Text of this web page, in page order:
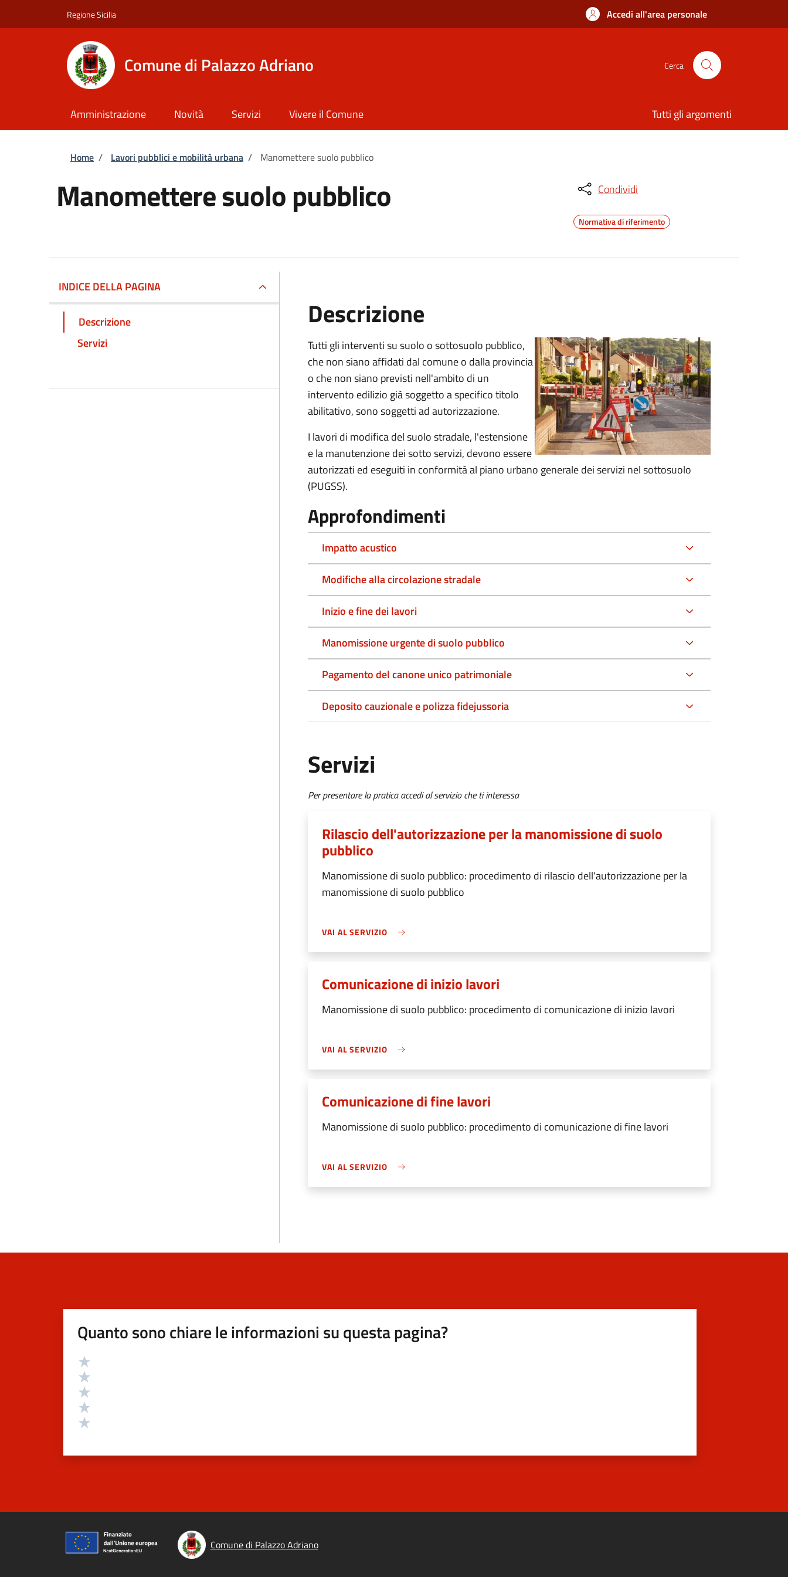
Regione Sicilia Accedi all'area personale
Comune di Palazzo Adriano Cerca
Amministrazione Novità Servizi Vivere il Comune Tutti gli argomenti
Briciole di pane
Home / Lavori pubblici e mobilità urbana / Manomettere suolo pubblico
Manomettere suolo pubblico Condividi
Normativa di riferimento
INDICE DELLA PAGINA
Descrizione
Servizi
Descrizione
Tutti gli interventi su suolo o sottosuolo pubblico,
che non siano affidati dal comune o dalla provincia
o che non siano previsti nell'ambito di un
intervento edilizio già soggetto a specifico titolo
abilitativo, sono soggetti adautorizzazione.
I lavori di modifica del suolo stradale, l'estensione
e la manutenzione dei sotto servizi, devono essere
autorizzati ed eseguiti in conformità al piano urbano generale dei servizi nel sottosuolo
(PUGSS).
Approfondimenti
Impatto acustico
Modifiche alla circolazione stradale
Inizio e fine dei lavori
Manomissione urgente di suolo pubblico
Pagamento del canone unico patrimoniale
Deposito cauzionale e polizza fidejussoria
Servizi
Per presentare la pratica accedi al servizio che ti interessa
Rilascio dell'autorizzazione per la manomissione di suolo
pubblico
Manomissione di suolo pubblico: procedimento di rilascio dell'autorizzazione per la
manomissione di suolo pubblico
VAI AL SERVIZIO
Comunicazione di inizio lavori
Manomissione di suolo pubblico: procedimento di comunicazione di inizio lavori
VAI AL SERVIZIO
Comunicazione di fine lavori
Manomissione di suolo pubblico: procedimento di comunicazione di fine lavori
VAI AL SERVIZIO
Quanto sono chiare le informazioni su questa pagina?
Valutazione
Comune di Palazzo Adriano